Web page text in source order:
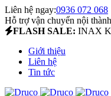
Liên hệ ngay:0936 072 068
Hỗ trợ vận chuyển nội thành
FLASH SALE: INAX
Giới thiệu
Liên hệ
Tin tức